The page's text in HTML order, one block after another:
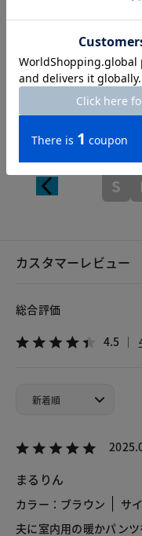
Thickness of thigh
S
カスタマーレビュー
総合評価
4.5
まるりん
カラー：ブラウン
サ
夫に室内用の暖かパン